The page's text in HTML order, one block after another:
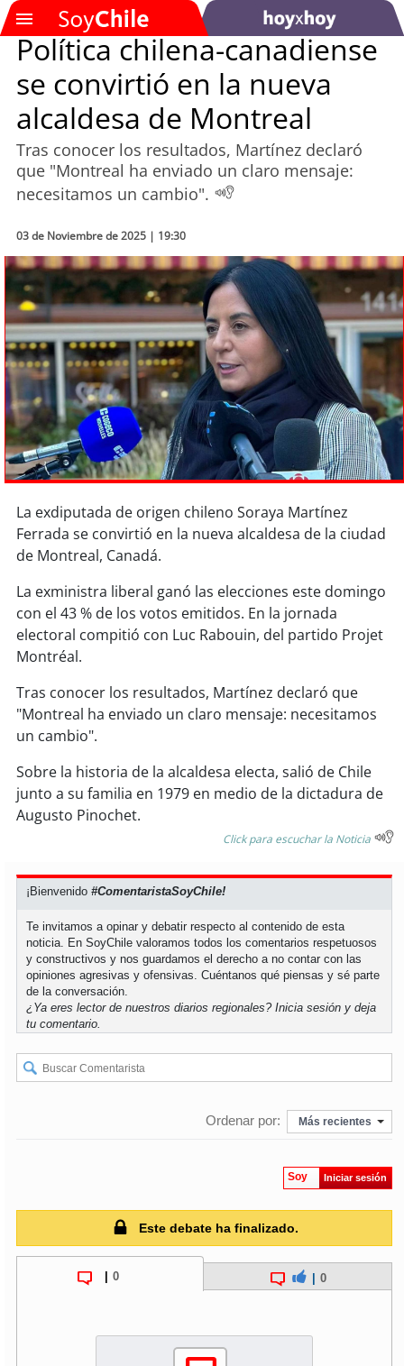
SOYTV
Podcast
Actualidad
Entretención
Economía
Deportes
Tecnología
Sostenibilidad
soychile
soy arica
soy iquique
soycalama
soyantofagasta
soyvalparaíso
soyquillota
soysanantonio
soysancarlos
soy talcahuano
soyconcepción
soycoronel
soyarauco
soyosorno
soypuertomontt
Política chilena-canadiense
se convirtió en la nueva
alcaldesa de Montreal
Tras conocer los resultados, Martínez declaró
que "Montreal ha enviado un claro mensaje:
necesitamos un cambio".
03 de Noviembre de 2025 | 19:30
La exdiputada de origen chileno Soraya Martínez
Ferrada se convirtió en la nueva alcaldesa de la ciudad
de Montreal, Canadá.
La exministra liberal ganó las elecciones este domingo
con el 43 % de los votos emitidos. En la jornada
electoral compitió con Luc Rabouin, del partido Projet
Montréal.
Tras conocer los resultados, Martínez declaró que
"Montreal ha enviado un claro mensaje: necesitamos
un cambio".
Sobre la historia de la alcaldesa electa, salió de Chile
junto a su familia en 1979 en medio de la dictadura de
Augusto Pinochet.
Click para escuchar la Noticia
¡Bienvenido#ComentaristaSoyChile!
Te invitamos a opinar y debatir respecto al contenido de esta
noticia. En SoyChile valoramos todos los comentarios respetuosos
y constructivos y nos guardamos el derecho a no contar con las
opiniones agresivas y ofensivas. Cuéntanos qué piensas y sé parte
de la conversación.
¿Ya eres lector de nuestros diarios regionales?Inicia sesión y deja
tu comentario.
Ordenar por: Más recientes
Soy Iniciar sesión
Este debate ha finalizado.
| 0 0